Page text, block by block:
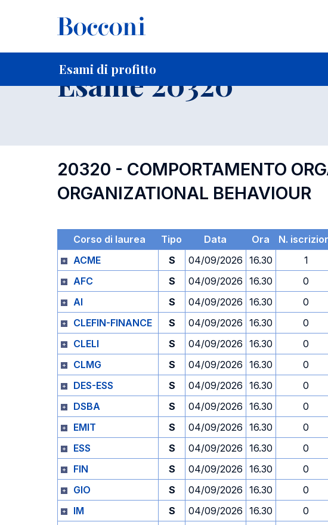
Esami di profitto
Home Per studenti iscritti
Esame 20320
20320 - COMPORTAMENTO
ORGANIZATIONAL BEHAVIOUR
Corso di laurea Tipo Data Ora N.
ACME
S 04/09/2026 16.30 1
AFC
S 04/09/2026 16.30 0
AI
S 04/09/2026 16.30 0
CLEFIN-FINANCE
S 04/09/2026 16.30 0
CLELI
S 04/09/2026 16.30 0
CLMG
S 04/09/2026 16.30 0
DES-ESS
S 04/09/2026 16.30 0
DSBA
S 04/09/2026 16.30 0
EMIT
S 04/09/2026 16.30 0
ESS
S 04/09/2026 16.30 0
FIN
S 04/09/2026 16.30 0
GIO
S 04/09/2026 16.30 0
IM
S 04/09/2026 16.30 0